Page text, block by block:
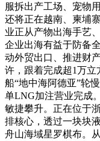
服拆出产工场、宠物
还将正在越南、柬埔
业正从产物出海手艺
企业出海有益于防备
动外贸出口、推进财
许，跟着完成超1万
船“地中海阿德亚”轮
单LNG加注营业完成
敏捷攀升。正在位于
排核心，透过一块块
舟山海域星罗棋布。